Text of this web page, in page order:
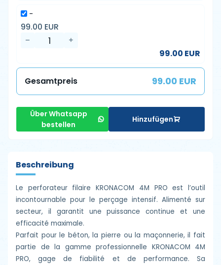
-
99.00 EUR
99.00 EUR
Gesamtpreis 99.00 EUR
Über Whatsapp
bestellen
Hinzufügen
Beschreibung
Le perforateur filaire KRONACOM 4M PRO est l’outil
incontournable pour le perçage intensif. Alimenté sur
secteur, il garantit une puissance continue et une
efficacité maximale.
Parfait pour le béton, la pierre ou la maçonnerie, il fait
partie de la gamme professionnelle KRONACOM 4M
PRO, gage de fiabilité et de performance. Sa